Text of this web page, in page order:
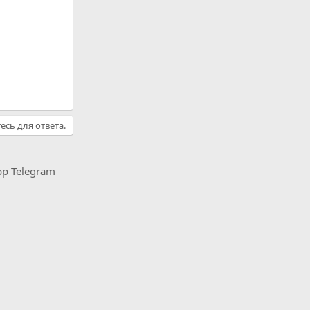
для ответа.
Telegram